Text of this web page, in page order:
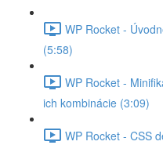
WP Rocket -
(5:58)
WP Rocket -
ich kombinácie (3:09)
WP Rocket - CSS